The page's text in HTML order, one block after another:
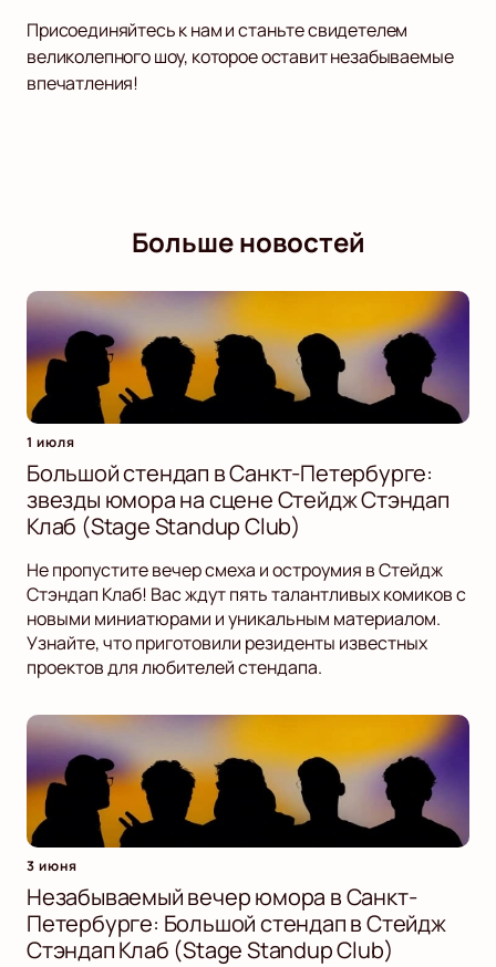
Присоединяйтесь к нам и станьте свидетелем
великолепного шоу, которое оставит незабываемые
впечатления!
Больше новостей
1 июля
Большой стендап в Санкт-Петербурге:
звезды юмора на сцене Стейдж Стэндап
Клаб (Stage Standup Club)
Не пропустите вечер смеха и остроумия в Стейдж
Стэндап Клаб! Вас ждут пять талантливых комиков с
новыми миниатюрами и уникальным материалом.
Узнайте, что приготовили резиденты известных
проектов для любителей стендапа.
3 июня
Незабываемый вечер юмора в Санкт-
Петербурге: Большой стендап в Стейдж
Стэндап Клаб (Stage Standup Club)